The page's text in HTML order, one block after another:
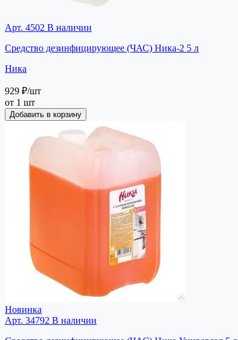
Арт. 4502 В наличии
Средство дезинфицирующее (ЧАС) Ника-2 5 л
Ника
929 ₽/шт
от 1 шт
Добавить в корзину
Новинка
Арт. 34792 В наличии